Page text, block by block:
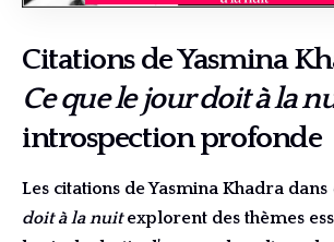
Citations de Yasmina
Ce que le jour doit à la
introspection profonde
Les citations de Yasmina Khadra dans
doit à la nuitexplorent des thèmes